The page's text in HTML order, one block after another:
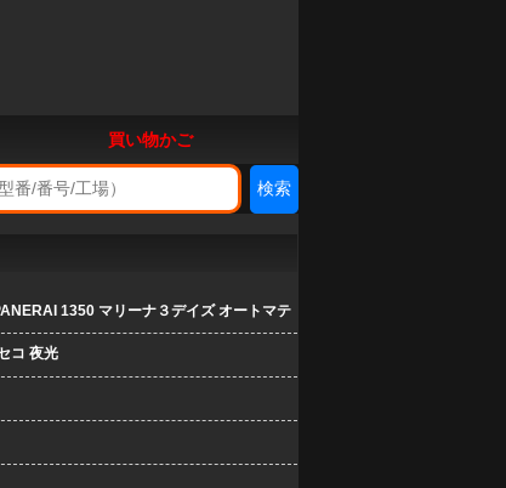
買い物かご
1350 マリーナ３デイズ オートマテ
コ 夜光